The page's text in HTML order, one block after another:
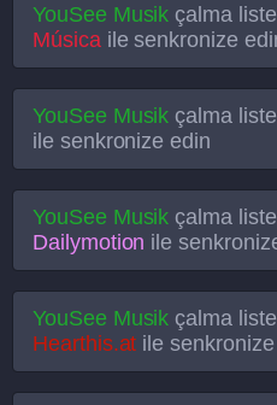
YouSee Musik çalma
Músicaile senkronize
YouSee Musik çalma
ile senkronize edin
YouSee Musik çalma
Dailymotion ile
YouSee Musik çalma
Hearthis.at ile